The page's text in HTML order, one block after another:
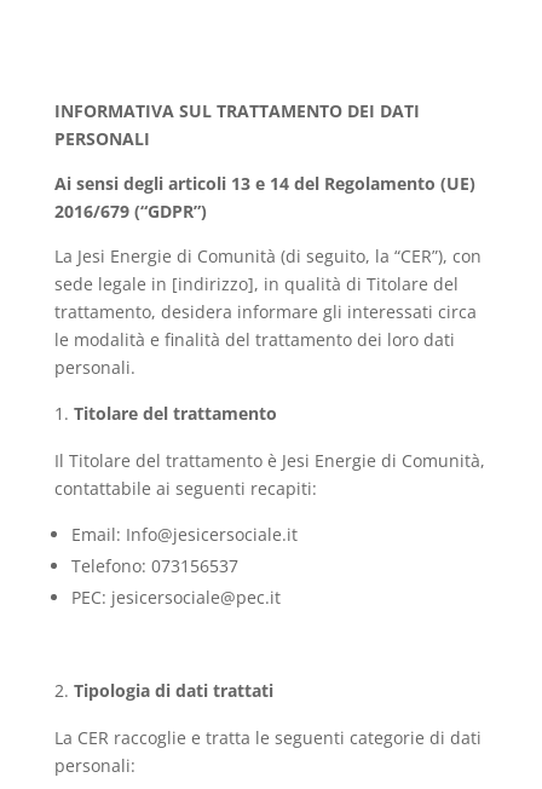
INFORMATIVA SUL TRATTAMENTO DEI DATI
PERSONALI
Ai sensi degli articoli 13 e 14 del Regolamento (UE)
2016/679 (“GDPR”)
La Jesi Energie di Comunità (di seguito, la “CER”), con
sede legale in [indirizzo], in qualità di Titolare del
trattamento, desidera informare gli interessati circa
le modalità e finalità del trattamento dei loro dati
personali.
Titolare del trattamento
Il Titolare del trattamento è Jesi Energie di Comunità,
contattabile ai seguenti recapiti:
Email: Info@jesicersociale.it
Telefono: 073156537
PEC: jesicersociale@pec.it
Tipologia di dati trattati
La CER raccoglie e tratta le seguenti categorie di dati
personali: